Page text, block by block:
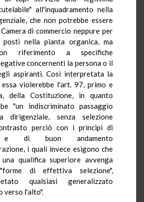
all'inquadramento nella
che non potrebbe essere
di commercio neppure per
posti nella pianta organica, ma
riferimento a specifiche
concernenti la persona o il
aspiranti. Così interpretata la
essa violerebbe l'art. 97, primo e
della Costituzione, in quanto
"un indiscriminato passaggio
dirigenziale, senza selezione
perciò con i principi di
e di buon andamento
i quali invece esigono che
una qualifica superiore avvenga
di effettiva selezione",
qualsiasi generalizzato
verso l'alto".